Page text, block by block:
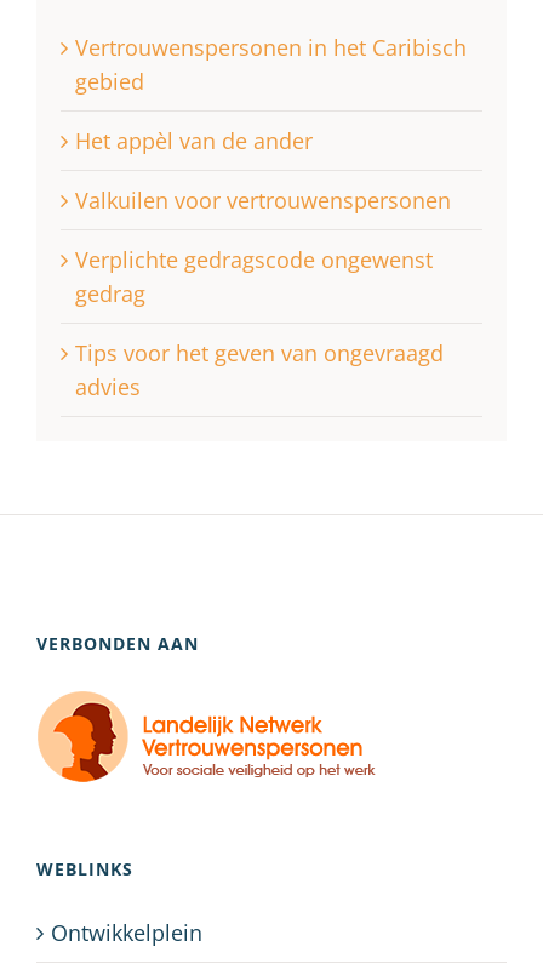
Vertrouwenspersonen in het Caribisch
gebied
Het appèl van de ander
Valkuilen voor vertrouwenspersonen
Verplichte gedragscode ongewenst
gedrag
Tips voor het geven van ongevraagd
advies
VERBONDEN AAN
WEBLINKS
Ontwikkelplein